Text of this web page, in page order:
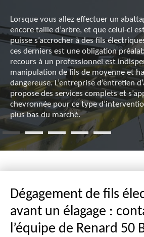
Lorsque vous allez effectuer un
encore taille d’arbre, et que celui-ci
puisse s’accrocher à des fils
ces derniers est une obligation
recours à un professionnel est
manipulation de fils de moyenne et
dangereuse. L’entreprise d’entretien
propose des services complets et
chevronnée pour ce type
plus bas du marché.
Dégagement de fils
avant un élagage :
l’équipe de Renard 50